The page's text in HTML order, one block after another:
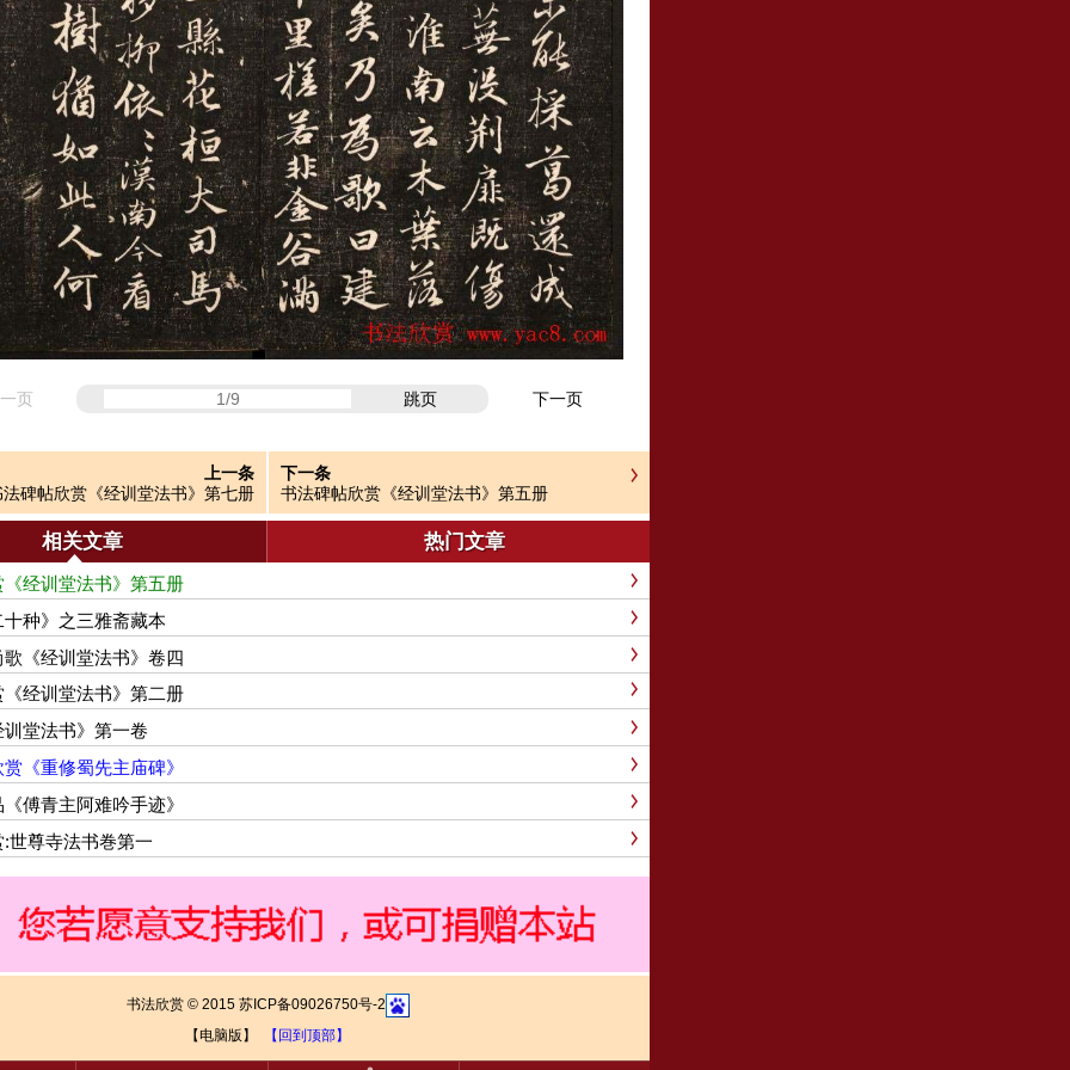
页 跳页 下一页
上一条
法碑帖欣赏《经训堂法书》第七册
下一条
书法碑帖欣赏《经训堂法书》第五册
相关文章 热门文章
经训堂法书》第五册
种》之三雅斋藏本
《经训堂法书》卷四
经训堂法书》第二册
堂法书》第一卷
《重修蜀先主庙碑》
傅青主阿难吟手迹》
世尊寺法书巻第一
书法欣赏 © 2015 苏ICP备09026750号-2
【电脑版】
【回到顶部】